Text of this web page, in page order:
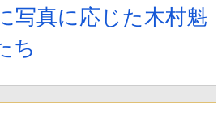
写真に応じた木村魁
ち